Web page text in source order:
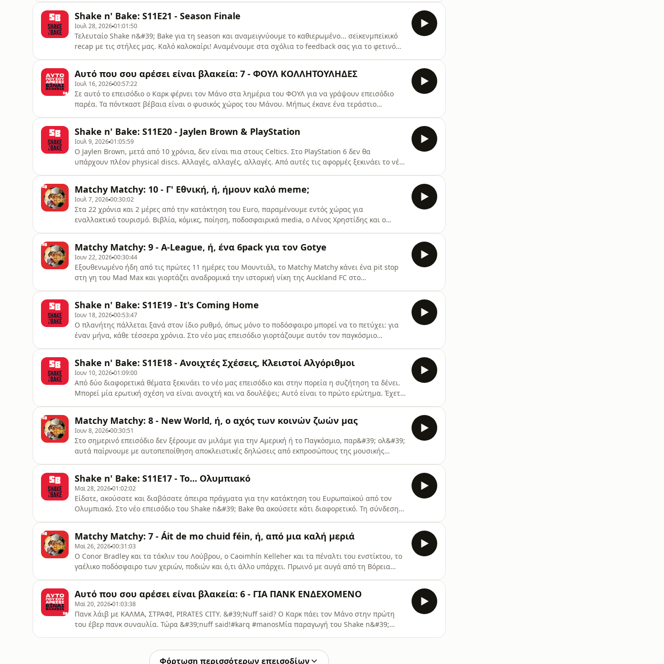
Shake n' Bake: S11E21 - Season Finale
Ιουλ 28, 202601:01:50
Τελευταίο Shake n&#39; Bake για τη season και αναμειγνύουμε το καθιερωμένο... σεϊκενμπεϊκικό
recap με τις στήλες μας. Καλό καλοκαίρι! Αναμένουμε στα σχόλια το feedback σας για το φετινό
Αυτό που σου αρέσει είναι βλακεία: 7 - ΦΟΥΛ ΚΟΛΛΗΤΟΥΛΗΔΕΣ
Ιουλ 16, 202600:57:22
Σε αυτό το επεισόδιο ο Καρκ φέρνει τον Μάνο στα λημέρια του ΦΟΥΛ για να γράψουν επεισόδιο
παρέα. Τα πόντκαστ βέβαια είναι ο φυσικός χώρος του Μάνου. Μήπως έκανε ένα τεράστιο
Shake n' Bake: S11E20 - Jaylen Brown & PlayStation
Ιουλ 9, 202601:05:59
Ο Jaylen Brown, μετά από 10 χρόνια, δεν είναι πια στους Celtics. Στο PlayStation 6 δεν θα
υπάρχουν πλέον physical discs. Αλλαγές, αλλαγές, αλλαγές. Από αυτές τις αφορμές ξεκινάει το νέο
Beth Macy (Μάνος)Stand-up:
Matchy Matchy: 10 - Γ' Εθνική, ή, ήμουν καλό meme;
Ιουλ 7, 202600:30:02
Στα 22 χρόνια και 2 μέρες από την κατάκτηση του Euro, παραμένουμε εντός χώρας για
εναλλακτικό τουρισμό. Βιβλία, κόμικς, ποίηση, ποδοσφαιρικά media, ο Λένος Χρηστίδης και ο
και χαιρόμαστε με ελληνοπρεπές παγωτό, περίπου γιο
Matchy Matchy: 9 - A-League, ή, ένα 6pack για τον Gotye
Ιουν 22, 202600:30:44
Εξουθενωμένο ήδη από τις πρώτες 11 ημέρες του Μουντιάλ, το Matchy Matchy κάνει ένα pit stop
στη γη του Mad Max και γιορτάζει αναδρομικά την ιστορική νίκη της Auckland FC στο
εικονογραφημένο κόσμο του Shaun Tan, δοκιμάζει καγκουρό, αναρωτ
Shake n' Bake: S11E19 - It's Coming Home
Ιουν 18, 202600:53:47
Ο πλανήτης πάλλεται ξανά στον ίδιο ρυθμό, όπως μόνο το ποδόσφαιρο μπορεί να το πετύχει: για
έναν μήνα, κάθε τέσσερα χρόνια. Στο νέο μας επεισόδιο γιορτάζουμε αυτόν τον παγκόσμιο
εβδομάδας η Νεφέλη.Προτάσεις της εβδομάδας:Γυμνα
Shake n' Bake: S11E18 - Ανοιχτές Σχέσεις, Κλειστοί Αλγόριθμοι
Ιουν 10, 202601:09:00
Από δύο διαφορετικά θέματα ξεκινάει το νέο μας επεισόδιο και στην πορεία η συζήτηση τα δένει.
Μπορεί μία ερωτική σχέση να είναι ανοιχτή και να δουλέψει; Αυτό είναι το πρώτο ερώτημα. Έχετε
Enjoy! Correspondent της
Matchy Matchy: 8 - New World, ή, ο αχός των κοινών ζωών μας
Ιουν 8, 202600:30:51
Στο σημερινό επεισόδιο δεν ξέρουμε αν μιλάμε για την Αμερική ή το Παγκόσμιο, παρ&#39; ολ&#39;
αυτά παίρνουμε με αυτοπεποίθηση αποκλειστικές δηλώσεις από εκπροσώπους της μουσικής
στο παγωτό, πλήρως εναρμονισμένοι με τη
Shake n' Bake: S11E17 - Το... Ολυμπιακό
Μαϊ 28, 202601:02:02
Είδατε, ακούσατε και διαβάσατε άπειρα πράγματα για την κατάκτηση του Ευρωπαϊκού από τον
Ολυμπιακό. Στο νέο επεισόδιο του Shake n&#39; Bake θα ακούσετε κάτι διαφορετικό. Τη σύνδεση
αθλητικά. Το γεγονός είναι μόνο η αφορμή, γιατί αυτή η συζήτηση είναι για όλ@, είτε
παρακολουθείτε αθλητισμό είτε όχι. Ξεκινάμε από εκ
Matchy Matchy: 7 - Áit de mo chuid féin, ή, από μια καλή μεριά
Μαϊ 26, 202600:31:03
Ο Conor Bradley και τα τάκλιν του Λούβρου, ο Caoimhín Kelleher και τα πέναλτι του ενστίκτου, το
γαέλικο ποδόσφαιρο των χεριών, ποδιών και ό,τι άλλο υπάρχει. Πρωινό με αυγά από τη Βόρεια
σπίτι και τον προορισμό, τη χαρ
Αυτό που σου αρέσει είναι βλακεία: 6 - ΓΙΑ ΠΑΝΚ ΕΝΔΕΧΟΜΕΝΟ
Μαϊ 20, 202601:03:38
Πανκ λάιβ με ΚΑΛΜΑ, ΣΤΡΑΦΙ, PIRATES CITY. &#39;Nuff said? Ο Καρκ πάει τον Μάνο στην πρώτη
του έβερ πανκ συναυλία. Τώρα &#39;nuff said!#karq #manosΜία παραγωγή του Shake n&#39;
Φόρτωση περισσότερων επεισοδίων